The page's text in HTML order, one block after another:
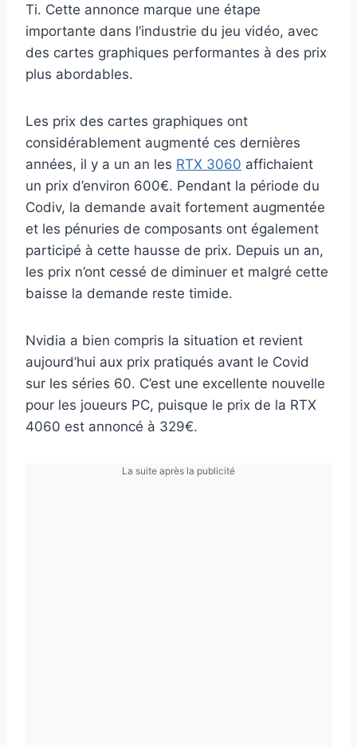
Ti. Cette annonce marque une étape
importante dans l’industrie du jeu vidéo, avec
des cartes graphiques performantes à des prix
plus abordables.
Les prix des cartes graphiques ont
considérablement augmenté ces dernières
années, il y a un an les RTX 3060 affichaient
un prix d’environ 600€. Pendant la période du
Codiv, la demande avait fortement augmentée
et les pénuries de composants ont également
participé à cette hausse de prix. Depuis un an,
les prix n’ont cessé de diminuer et malgré cette
baisse la demande reste timide.
Nvidia a bien compris la situation et revient
aujourd’hui aux prix pratiqués avant le Covid
sur les séries 60. C’est une excellente nouvelle
pour les joueurs PC, puisque le prix de la RTX
4060 est annoncé à 329€.
La suite après la publicité